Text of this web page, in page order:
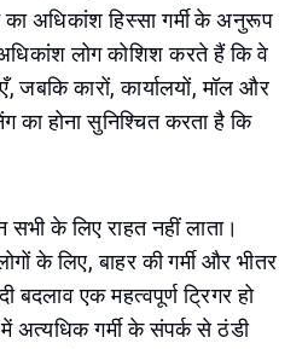
अधिकांश हिस्सा गर्मी के अनुरूप
लोग कोशिश करते हैं कि वे
जबकि कारों, कार्यालयों, मॉल और
का होना सुनिश्चित करता है कि
सभी के लिए राहत नहीं लाता।
के लिए, बाहर की गर्मी और भीतर
एक महत्वपूर्ण ट्रिगर हो
अत्यधिक गर्मी के संपर्क से ठंडी